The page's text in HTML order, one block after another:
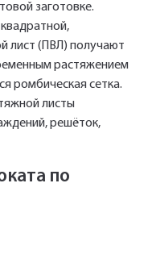
заготовке.
лист (ПВЛ) получают
растяжением
ромбическая сетка.
листы
решёток,
по